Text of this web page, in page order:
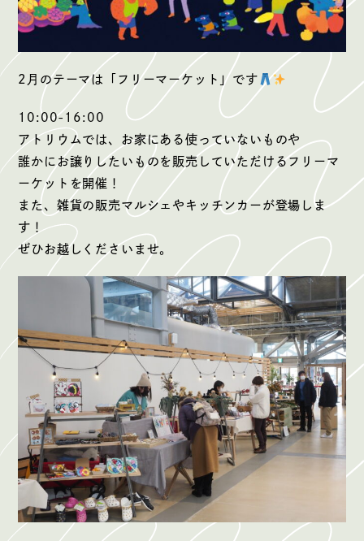
2月のテーマは「フリーマーケット」です
10:00-16:00
アトリウムでは、お家にある使っていないものや
誰かにお譲りしたいものを販売していただけるフリーマ
ーケットを開催！
また、雑貨の販売マルシェやキッチンカーが登場しま
す！
ぜひお越しくださいませ。